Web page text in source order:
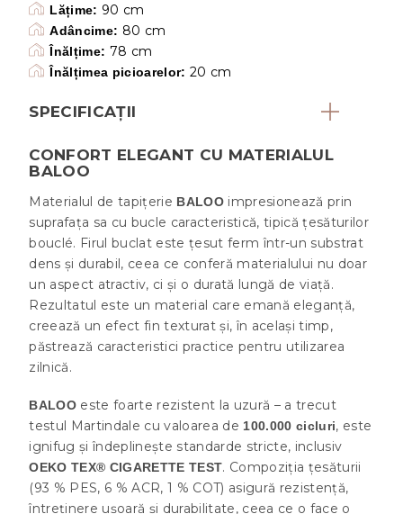
Lățime: 90 cm
Adâncime: 80 cm
Înălțime: 78 cm
Înălțimea picioarelor: 20 cm
SPECIFICAȚII
CONFORT ELEGANT CU MATERIALUL
BALOO
Materialul de tapițerie BALOOimpresionează prin
suprafața sa cu bucle caracteristică, tipică țesăturilor
bouclé. Firul buclat este țesut ferm într-un substrat
dens și durabil, ceea ce conferă materialului nu doar
un aspect atractiv, ci și o durată lungă de viață.
Rezultatul este un material care emană eleganță,
creează un efect fin texturat și, în același timp,
păstrează caracteristici practice pentru utilizarea
zilnică.
BALOOeste foarte rezistent la uzură – a trecut
testul Martindale cu valoarea de 100.000 cicluri, este
ignifug și îndeplinește standarde stricte, inclusiv
OEKO TEX® CIGARETTE TEST. Compoziția țesăturii
(93 % PES, 6 % ACR, 1 % COT) asigură rezistență,
întreținere ușoară și durabilitate, ceea ce o face o